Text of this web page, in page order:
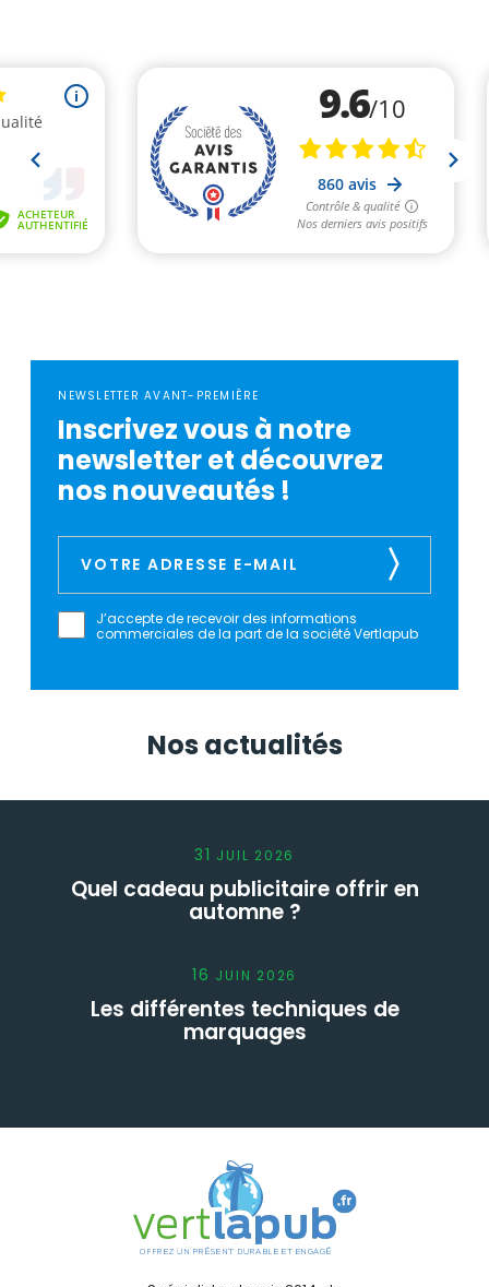
NEWSLETTER AVANT-PREMIÈRE
Inscrivez vous à notre
newsletter et découvrez
nos nouveautés !
J’accepte de recevoir des informations
commerciales de la part de la société Vertlapub
Nos actualités
31 JUIL 2026
Quel cadeau publicitaire offrir en
automne ?
16 JUIN 2026
Les différentes techniques de
marquages